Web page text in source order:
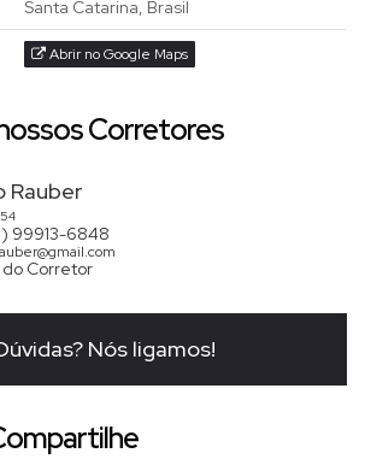
Santa Catarina, Brasil
Abrir no Google Maps
Corretores
Rauber
99913-6848
do Corretor
Nós ligamos!